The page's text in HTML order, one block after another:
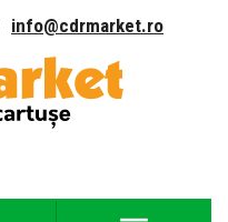
info@cdrmarket.ro